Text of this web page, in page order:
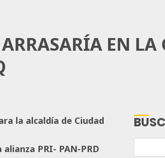
EN LA
la alcaldía de Ciudad
PRI- PAN-PRD